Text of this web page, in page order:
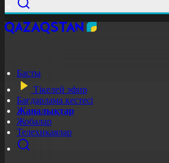
Басты
Тікелей эфир
Бағдарлама кестесі
Жаңалықтар
Жобалар
Телехикаялар